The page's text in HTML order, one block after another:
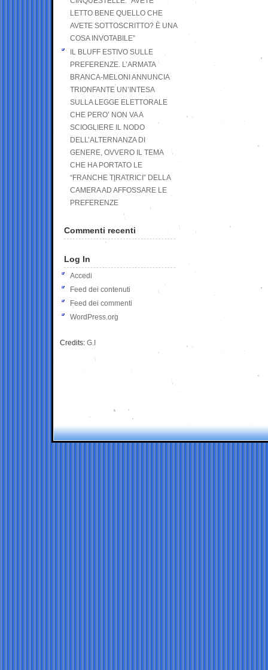
LETTO BENE QUELLO CHE
AVETE SOTTOSCRITTO? È UNA
COSA INVOTABILE”
IL BLUFF ESTIVO SULLE
PREFERENZE. L’ARMATA
BRANCA-MELONI ANNUNCIA
TRIONFANTE UN’INTESA
SULLA LEGGE ELETTORALE
CHE PERO’ NON VA A
SCIOGLIERE IL NODO
DELL’ALTERNANZA DI
GENERE, OVVERO IL TEMA
CHE HA PORTATO LE
“FRANCHE TIRATRICI” DELLA
CAMERA AD AFFOSSARE LE
PREFERENZE
Commenti recenti
Log In
Accedi
Feed dei contenuti
Feed dei commenti
WordPress.org
Credits: G.I